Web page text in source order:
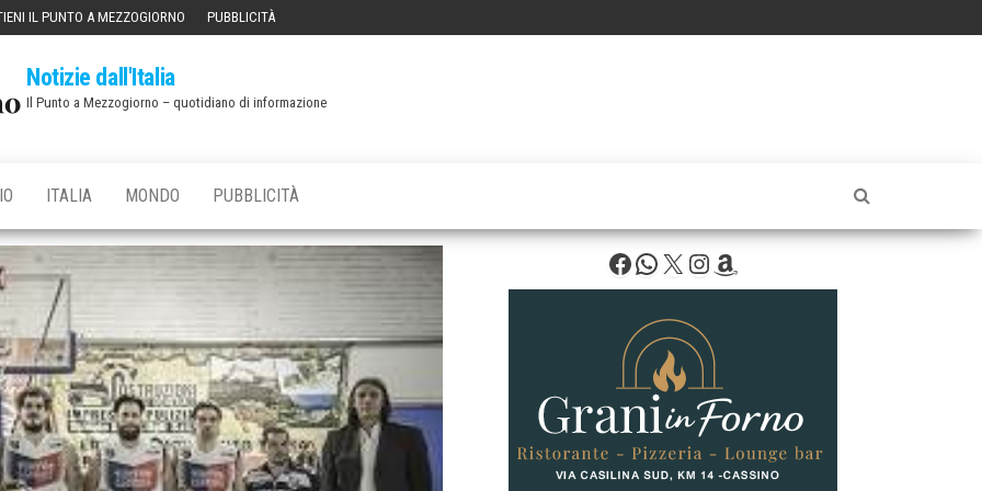
IL PUNTO A MEZZOGIORNO PUBBLICITÀ
Notizie dall'Italia
Il Punto a Mezzogiorno – quotidiano di informazione
ITALIA MONDO PUBBLICITÀ
Facebook
WhatsApp
X Instagram
Amazon